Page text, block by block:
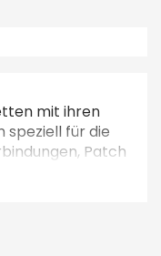
mit ihren
speziell für die
Patch
und
biegbare